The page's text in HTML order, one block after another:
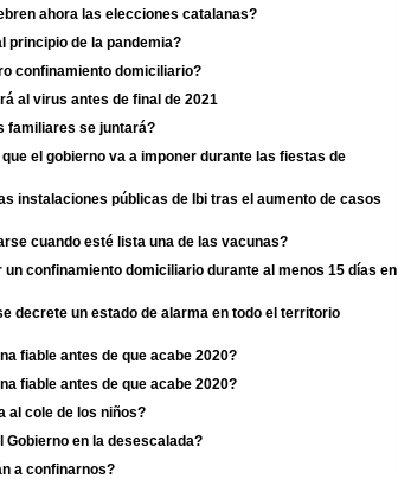
ahora las elecciones catalanas?
principio de la pandemia?
confinamiento domiciliario?
al virus antes de final de 2021
familiares se juntará?
el gobierno va a imponer durante las fiestas de
instalaciones públicas de Ibi tras el aumento de casos
cuando esté lista una de las vacunas?
un confinamiento domiciliario durante al menos 15 días en
decrete un estado de alarma en todo el territorio
fiable antes de que acabe 2020?
fiable antes de que acabe 2020?
al cole de los niños?
Gobierno en la desescalada?
a confinarnos?